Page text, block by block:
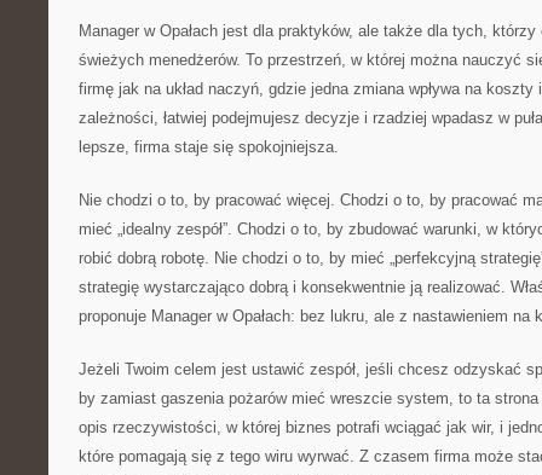
Manager w Opałach jest dla praktyków, ale także dla tych,
świeżych menedżerów. To przestrzeń, w której można nauczyć
firmę jak na układ naczyń, gdzie jedna zmiana wpływa na
zależności, łatwiej podejmujesz decyzje i rzadziej wpadasz w
lepsze, firma staje się spokojniejsza.
Nie chodzi o to, by pracować więcej. Chodzi o to, by pracować
mieć „idealny zespół”. Chodzi o to, by zbudować warunki, w
robić dobrą robotę. Nie chodzi o to, by mieć „perfekcyjną
strategię wystarczająco dobrą i konsekwentnie ją realizować.
proponuje Manager w Opałach: bez lukru, ale z nastawieniem na
Jeżeli Twoim celem jest ustawić zespół, jeśli chcesz odzyskać
by zamiast gaszenia pożarów mieć wreszcie system, to ta strona
opis rzeczywistości, w której biznes potrafi wciągać jak wir, i
które pomagają się z tego wiru wyrwać. Z czasem firma może